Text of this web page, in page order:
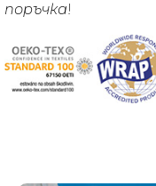
поръчка!